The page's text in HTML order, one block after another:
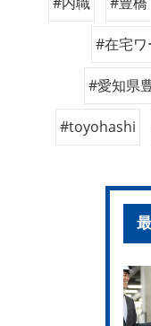
#在宅ワ
#愛知県
#toyohashi